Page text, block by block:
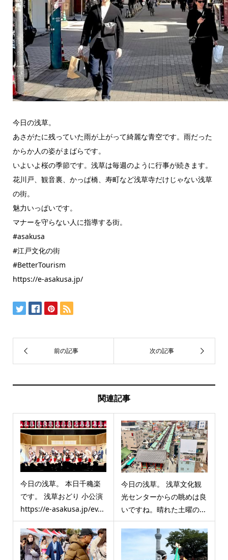
今日の浅草。
あさがたに残っていた雨が上がって綺麗な青空です。雨だった
からか人の姿がまばらです。
いよいよ桜の季節です。浅草は毎週のように行事が続きます。
花川戸、観音裏、かっぱ橋、寿町など浅草寺だけじゃない浅草
の街。
魅力いっぱいです。
マナーを守らない人に指導する街。
#asakusa
#江戸文化の街
#BetterTourism
https://e-asakusa.jp/
関連記事
今日の浅草。 本日千穐楽
です。 浅草おどり 小公演
https://e-asakusa.jp/ev...
今日の浅草。 浅草文化観
光センターからの眺めは良
いですね。晴れた土曜の...